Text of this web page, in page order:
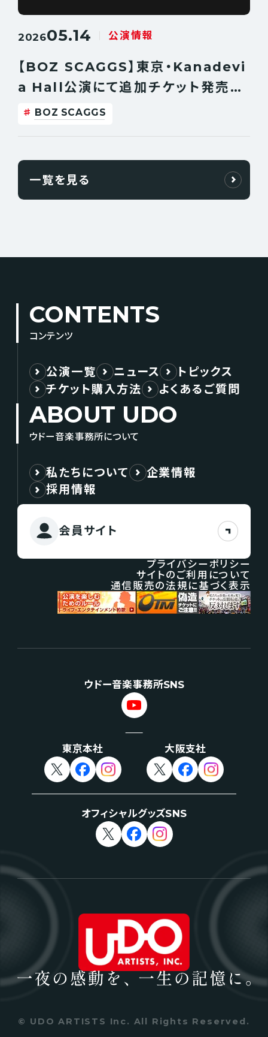
202605.14 公演情報
【BOZ SCAGGS】東京・Kanadevi
a Hall公演にて追加チケット発売が
決定！
BOZ SCAGGS
一覧を見る
CONTENTS
コンテンツ
公演一覧 ニュース
トピックス
チケット購入方法
よくあるご質問
ABOUT UDO
ウドー音楽事務所について
私たちについて
企業情報
採用情報
会員サイト
プライバシーポリシー
サイトのご利用について
通信販売の法規に基づく表示
ウドー音楽事務所SNS
東京本社 大阪支社
オフィシャルグッズSNS
© UDO ARTISTS Inc. All Rights Reserved.